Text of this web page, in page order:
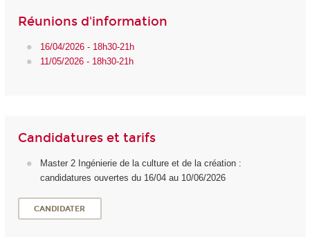
Réunions d'information
16/04/2026 - 18h30-21h
11/05/2026 - 18h30-21h
Candidatures et tarifs
Master 2 Ingénierie de la culture et de la création :
candidatures ouvertes du 16/04 au 10/06/2026
CANDIDATER